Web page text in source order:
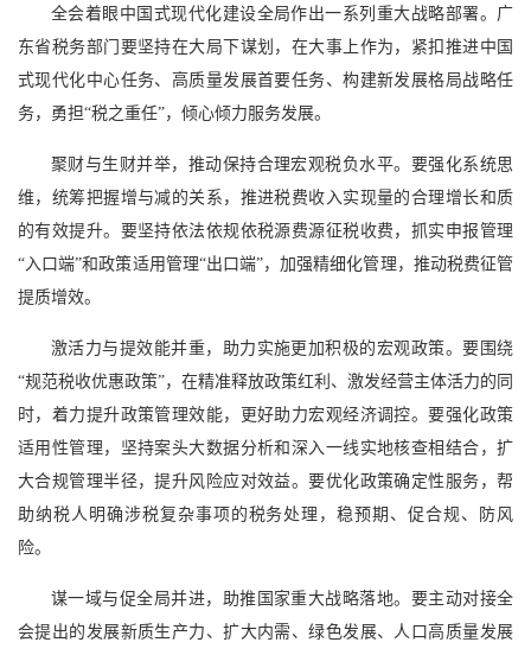
全会着眼中国式现代化建设全局作出一系列重大战略部署。广
东省税务部门要坚持在大局下谋划，在大事上作为，紧扣推进中国
式现代化中心任务、高质量发展首要任务、构建新发展格局战略任
务，勇担“税之重任”，倾心倾力服务发展。
聚财与生财并举，推动保持合理宏观税负水平。要强化系统思
维，统筹把握增与减的关系，推进税费收入实现量的合理增长和质
的有效提升。要坚持依法依规依税源费源征税收费，抓实申报管理
“入口端”和政策适用管理“出口端”，加强精细化管理，推动税费征管
提质增效。
激活力与提效能并重，助力实施更加积极的宏观政策。要围绕
“规范税收优惠政策”，在精准释放政策红利、激发经营主体活力的同
时，着力提升政策管理效能，更好助力宏观经济调控。要强化政策
适用性管理，坚持案头大数据分析和深入一线实地核查相结合，扩
大合规管理半径，提升风险应对效益。要优化政策确定性服务，帮
助纳税人明确涉税复杂事项的税务处理，稳预期、促合规、防风
险。
谋一域与促全局并进，助推国家重大战略落地。要主动对接全
会提出的发展新质生产力、扩大内需、绿色发展、人口高质量发展